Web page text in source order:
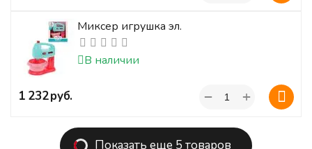
Миксер игрушка эл.
В наличии
‍1 232‍руб. +
−
Показать еще 5 товаров